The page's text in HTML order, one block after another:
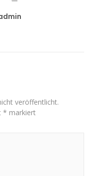
veröffentlicht.
* markiert